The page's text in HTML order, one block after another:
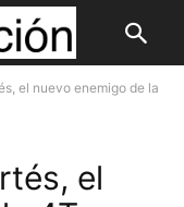
el nuevo enemigo de la
el